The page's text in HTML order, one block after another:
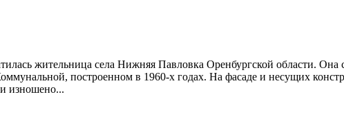
жительница села Нижняя Павловка Оренбургской области.
построенном в 1960-х годах. На фасаде и несущих
изношено...